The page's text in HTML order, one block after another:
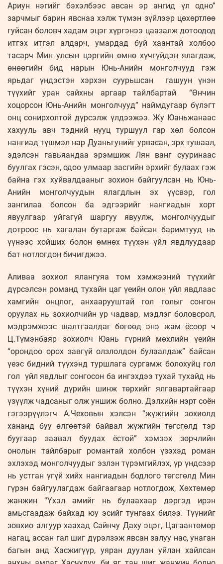
Ариун нэгийг бэхэлбээс авсан эр ангид үл одно”
зарчмыг барин явснаа хэлж түмэн зүйлээр цөхөртлөө
гуйсан боловч хадам эцэг хүргэнээ цаазалж дотоодод
итгэх итгэл алдарч, умардад буй хаантай холбоо
тасарч Мин улсын цэргийн өмнө хүчгүйдэн ялагдаж,
өнөөгийн бид нарын Юнь-Анийн монголчууд гэж
ярьдаг үндэстэн хэрхэн суурьшсан гашуун үнэн
түүхийг уран сайхны аргаар тайлбартай “Өнчин
хоцорсон Юнь-Анийн монголчууд” наймдугаар бүлэгт
онц сонирхолтой дүрсэлж үлдээжээ. Жу Юаньжанаас
хахууль авч тэдний нууц туршуул гар хөл болсон
нангиад түшмэл нар Дуаньгунийг урвасан, эрх тушаал,
эдэлсэн гавьяандаа эрэмшиж Лян ванг сууринаас
буулгах гэсэн, одоо улмаар засгийн эрхийг булаах гэж
байна гэх хуйвалдааныг зохион байгуулсан нь Юнь-
Анийн монголчуудын ялагдлын эх үүсвэр, гол
зангилаа болсон ба эдгээрийг нангиадын хорт
явуулгаар уйгагүй шаргуу явуулж, монголчуудыг
дотроос нь хагалан бутаргаж байсан баримтууд нь
үүнээс хойших болон өмнөх түүхэн үйл явдлуудаар
бат нотлогдон бичигджээ.
Аливаа зохиол ялангуяа том хэмжээний түүхийг
дүрсэлсэн романд тухайн цаг үеийн олон үйл явдлаас
хамгийн онцлог, анхаарууштай гол голыг сонгон
оруулах нь зохиолчийн ур чадвар, мэдлэг боловсрол,
мэдрэмжээс шалтгаалдаг бөгөөд энэ жам ёсоор ч
Ц.Түмэнбаяр зохиолч Юань гүрний мөхлийн үеийн
“орондоо орох завгүй олзлолдон булаалдаж” байсан
үеэс бидний түүхэнд туршлага сургамж болохуйц гол
гол үйл явдлыг сонгосон ба ингэхдээ тухай тухайд нь
түүхэн хүний дүрийн шинж төрхийг ялгавартайгаар
үзүүлж чадсаныг олж уншиж болно. Дэлхийн нэрт соён
гэгээрүүлэгч А.Чеховын хэлсэн “жүжгийн зохиолд
хананд буу өлгөөтэй байвал жүжгийн төгсгөлд тэр
буугаар заавал буудах ёстой” хэмээх зөрчлийн
онолын тайлбарыг романтай холбон үзэхэд роман
эхлэхэд монголчуудыг эзлэн түрэмгийлэх, үр үндсээр
нь устган үгүй хийх нангиадын бодлого төгсгөлд Мин
гүрэн байгуулагдаж байгаагаар нотлогдож, Хөхтөмөр
жанжин “Үхэл амийг нь булаахаар дэргэд ирэн
амьсгаадаж байхад юу эсийг тунгаах билээ. Түүнийг
зовхио алгуур хаахад Сайнчу Даху эцэг, Цагаантөмөр
нагац, ассан гал шиг дүрэлзэж явсан залуу нас, унаган
багын анд Хасжигүүр, уяран дуулан уйлан хайлсан